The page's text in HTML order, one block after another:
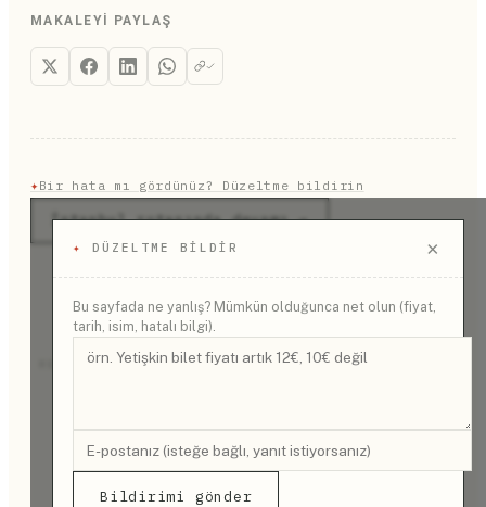
ediyorum.
binasında yer alıyor. Burada tarihi eserleri canlı
görmek yerine yapının 1700 yıllık geçmişini dijital
şovlarla anlatan görsel bir deneyim yaşıyorsunuz.
MAKALEYI PAYLAŞ
✦Bir hata mı gördünüz? Düzeltme bildirin
✦ DÜZELTME BILDIR ×
Bu sayfada ne yanlış? Mümkün olduğunca net olun (fiyat,
tarih, isim, hatalı bilgi).
Bildirimi gönder
İstanbul rotasında devamı →
REKLAM